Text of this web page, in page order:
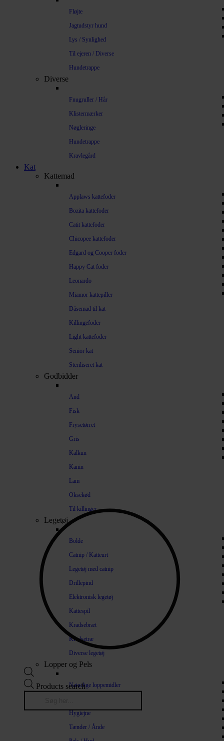
Fløjte
Jagtudstyr hund
Lys / Synlighed
Til ejeren / Diverse
Hundetrappe
Diverse
Fnugruller / Hår
Klistermærker
Nøgleringe
Hundetrappe
Kravlegård
Kat
Kattemad
Applaws kattefoder
Bozita kattefoder
Catit kattefoder
Chicopee kattefoder
Edgard og Cooper foder
Happy Cat foder
Leonardo
Miamor kattepiller
Dåsemad til kat
Killingefoder
Light kattefoder
Senior kat
Steriliseret kat
Godbidder
And
Fisk
Frysetørret
Gris
Kalkun
Kanin
Lam
Oksekød
Til killinger
Legetøj
Bolde
Catnip / Katteurt
Legetøj med catnip
Drillepind
Elektronisk legetøj
Kattespil
Kradsebræt
Kradsetræ
Diverse legetøj
Lopper og Pels
Naturlige loppemidler
Hygiejne
Tænder / Ånde
Products search